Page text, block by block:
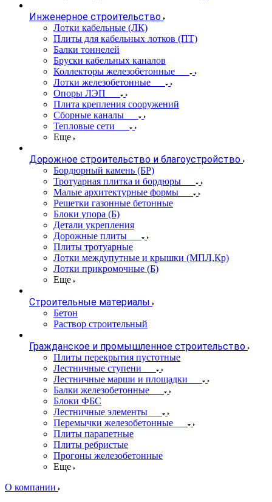
Инженерное строительство
Лотки кабельные (ЛК)
Плиты для кабельных лотков (ПТ)
Балки тоннелей
Бруски кабельных каналов
Коллекторы железобетонные
Лотки железобетонные
Опоры ЛЭП
Плита крепления сооружений
Сборные каналы
Тепловые сети
Еще
Дорожное строительство и благоустройство
Бордюрный камень (БР)
Тротуарная плитка и бордюры
Малые архитектурные формы
Решетки газонные бетонные
Блоки упора (Б)
Детали укрепления
Дорожные плиты
Плиты тротуарные
Лотки междупутные и крышки (МПЛ,Кр)
Лотки прикромочные (Б)
Еще
Строительные материалы
Бетон
Раствор строительный
Гражданское и промышленное строительство
Плиты перекрытия пустотные
Лестничные ступени
Лестничные марши и площадки
Балки железобетонные
Блоки ФБС
Лестничные элементы
Перемычки железобетонные
Плиты парапетные
Плиты ребристые
Прогоны железобетонные
Еще
О компании